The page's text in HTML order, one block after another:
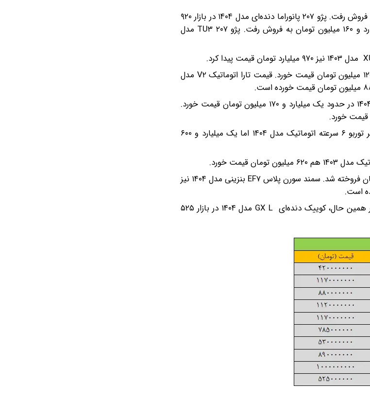
در این میان، پژو۲۰۷ دنده‌ای TU۵ مدل ۱۴۰۴ در بازار خودرو ۸۳۰ میلیون تومان به فروش رفت. پژو ۲۰۷ پانوراما دنده‌ای مدل ۱۴۰۴ در بازار ۹۲۰
میلیون تومان قیمت خورد. پژو۲۰۷ پانوراما اتوماتیک TU۵P مدل ۱۴۰۴ یک میلیارد و ۱۶۰ میلیون تومان به فروش رفت. پژو ۲۰۷ TU۳ مدل
بنا به این گزارش، تارا اتوماتیک V۴ LX مدل ۱۴۰۴ در بازار خودرو یک میلیارد و ۱۲۰ میلیون تومان قیمت خورد. قیمت تارا اتوماتیک V۲ مدل
گزارش‌ها از بازار خودرو نشان می‌دهد دناپلاس EF۷ اتوماتیک توربوآپشنال مدل ۱۴۰۴ در حدود یک میلیارد و ۱۷۰ میلیون تومان قیمت خورد.
اما راناپلاس مدل ۱۴۰۴ در حدود ۷۸۵ میلیون تومان قیمت پیدا کرد. ری‌را ۱.۷ لیتر توربو ۶ سرعته اتوماتیک مدل ۱۴۰۴ اما یک میلیارد و ۶۰۰
در این میان، سمند سورن پلاس EF۷ دوگانه‌سوز مدل ۱۴۰۴ در بازار ۸۹۰ میلیون تومان فروخته شد. سمند سورن پلاس EF۷ بنزینی مدل ۱۴۰۴ نیز
شاهین G اتومات CVT مدل ۱۴۰۴ در حدود یک میلیارد تومان قیمت پیدا کرد. در همین حال، کوییک دنده‌ای GX L مدل ۱۴۰۴ در بازار ۵۲۵